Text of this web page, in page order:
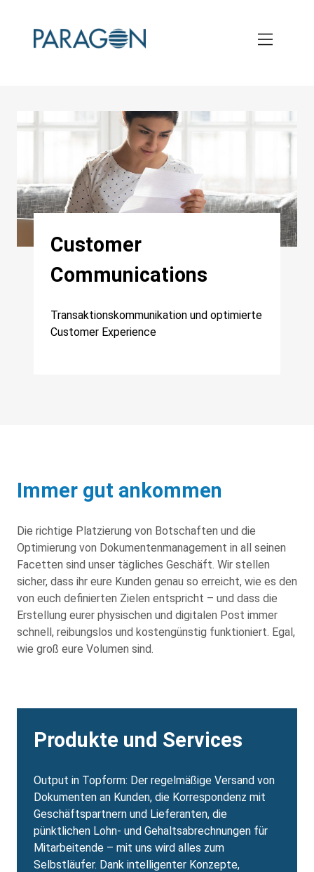
Customer
Communications
Transaktionskommunikation und optimierte
Customer Experience
Immer gut ankommen
Die richtige Platzierung von Botschaften und die
Optimierung von Dokumentenmanagement in all seinen
Facetten sind unser tägliches Geschäft. Wir stellen
sicher, dass ihr eure Kunden genau so erreicht, wie es den
von euch definierten Zielen entspricht – und dass die
Erstellung eurer physischen und digitalen Post immer
schnell, reibungslos und kostengünstig funktioniert. Egal,
wie groß eure Volumen sind.
Produkte und Services
Output in Topform: Der regelmäßige Versand von
Dokumenten an Kunden, die Korrespondenz mit
Geschäftspartnern und Lieferanten, die
pünktlichen Lohn- und Gehaltsabrechnungen für
Mitarbeitende – mit uns wird alles zum
Selbstläufer. Dank intelligenter Konzepte,